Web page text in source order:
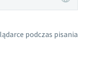
podczas pisania